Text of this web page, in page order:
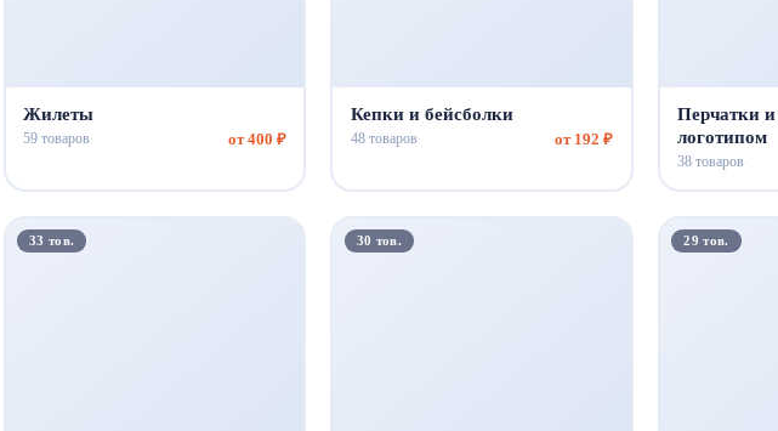
Жилеты
59 товаров· от 400 ₽
Кепки и бейсболки
48 товаров· от 192 ₽
Перчатки
логотипом
38 товаров·
33 тов. 30 тов. 29 тов.